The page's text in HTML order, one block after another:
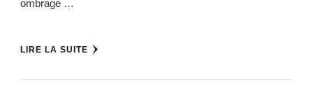
ombrage …
LIRE LA SUITE